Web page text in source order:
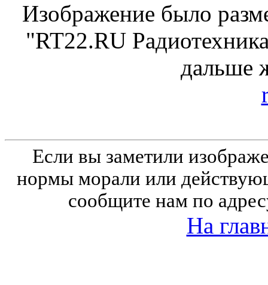
Изображение было
"RT22.RU
дальше
Если вы заметили
нормы морали или
сообщите нам по
На